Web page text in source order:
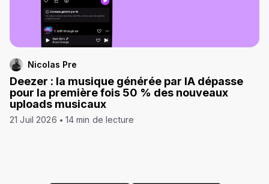
Nicolas Pre
Deezer : la musique générée par IA dépasse
pour la première fois 50 % des nouveaux
uploads musicaux
21 Juil 2026 14 min de lecture